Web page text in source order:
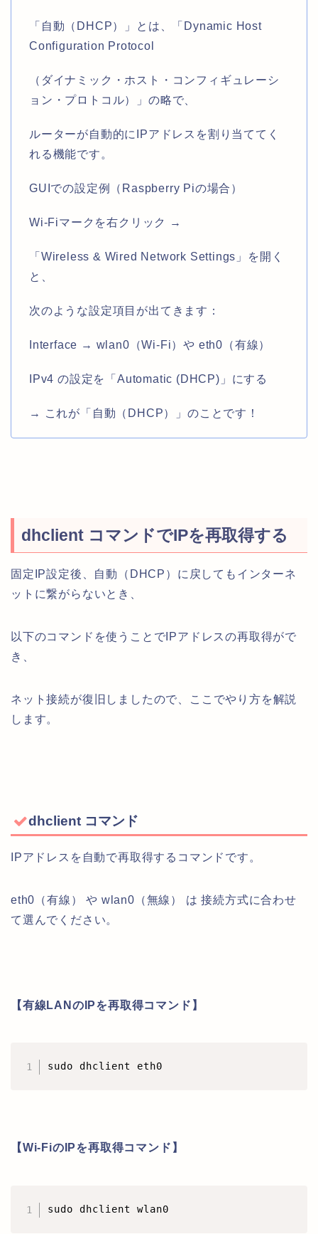
「自動（DHCP）」とは、「Dynamic Host
Configuration Protocol
（ダイナミック・ホスト・コンフィギュレーシ
ョン・プロトコル）」の略で、
ルーターが自動的にIPアドレスを割り当ててく
れる機能です。
GUIでの設定例（Raspberry Piの場合）
Wi-Fiマークを右クリック →
「Wireless & Wired Network Settings」を開く
と、
次のような設定項目が出てきます：
Interface → wlan0（Wi-Fi）や eth0（有線）
IPv4 の設定を「Automatic (DHCP)」にする
→ これが「自動（DHCP）」のことです！
dhclient コマンドでIPを再取得する
固定IP設定後、自動（DHCP）に戻してもインターネ
ットに繋がらないとき、
以下のコマンドを使うことでIPアドレスの再取得がで
き、
ネット接続が復旧しましたので、ここでやり方を解説
します。
dhclient コマンド
IPアドレスを自動で再取得するコマンドです。
eth0（有線） や wlan0（無線） は 接続方式に合わせ
て選んでください。
【有線LANのIPを再取得コマンド】
【Wi-FiのIPを再取得コマンド】